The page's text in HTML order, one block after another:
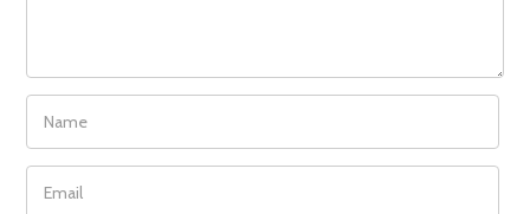
NAME
EMAIL